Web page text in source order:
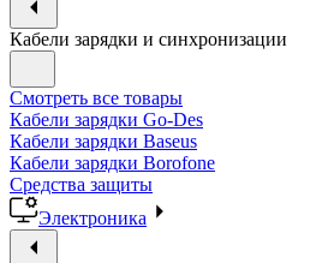
Кабели зарядки и синхронизации
Смотреть все товары
Кабели зарядки Go-Des
Кабели зарядки Baseus
Кабели зарядки Borofone
Средства защиты
Электроника